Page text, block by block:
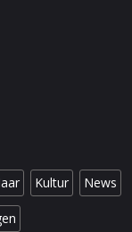
Kultur News